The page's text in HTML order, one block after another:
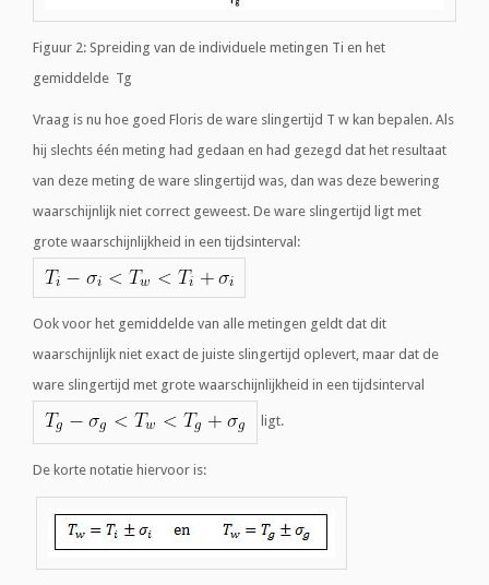
Figuur 2: Spreiding van de individuele metingen Ti en het
gemiddelde Tg
Vraag is nu hoe goed Floris de ware slingertijd T w kan bepalen. Als
hij slechts één meting had gedaan en had gezegd dat het resultaat
van deze meting de ware slingertijd was, dan was deze bewering
waarschijnlijk niet correct geweest. De ware slingertijd ligt met
grote waarschijnlijkheid in een tijdsinterval:
Ook voor het gemiddelde van alle metingen geldt dat dit
waarschijnlijk niet exact de juiste slingertijd oplevert, maar dat de
ware slingertijd met grote waarschijnlijkheid in een tijdsinterval
ligt.
De korte notatie hiervoor is: